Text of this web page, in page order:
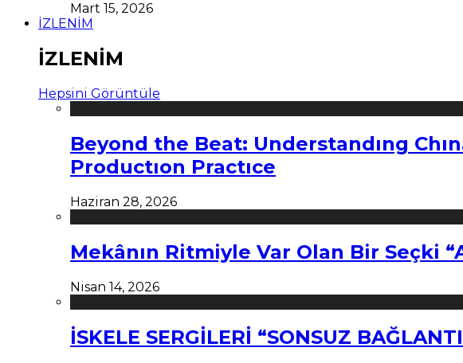
Mart 15, 2026
İZLENİM
İZLENİM
Hepsini Görüntüle
Beyond the Beat: Understandıng
Productıon Practıce
Haziran 28, 2026
Mekânın Ritmiyle Var Olan Bir Seçki
Nisan 14, 2026
İSKELE SERGİLERİ “SONSUZ